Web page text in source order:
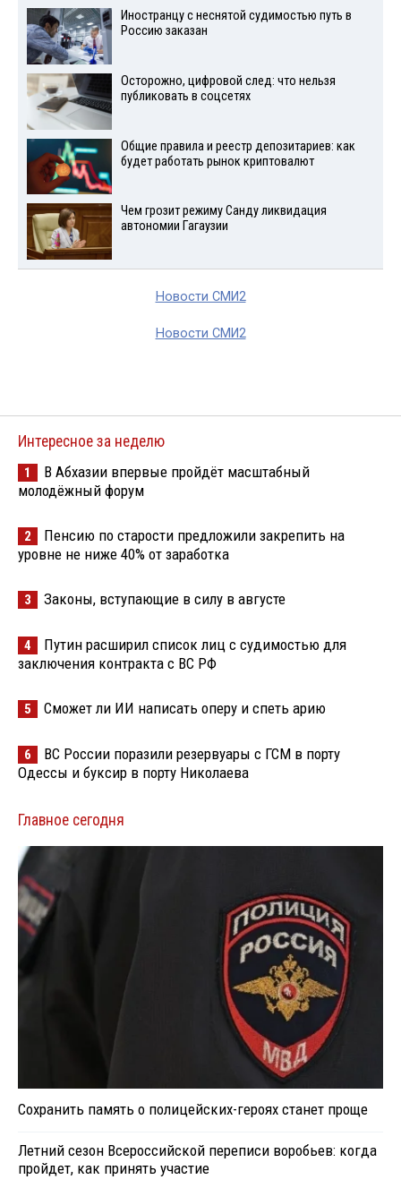
Иностранцу с неснятой судимостью путь в
Россию заказан
Осторожно, цифровой след: что нельзя
публиковать в соцсетях
Общие правила и реестр депозитариев: как
будет работать рынок криптовалют
Чем грозит режиму Санду ликвидация
автономии Гагаузии
Новости СМИ2
Новости СМИ2
Интересное за неделю
1
В Абхазии впервые пройдёт масштабный
молодёжный форум
2
Пенсию по старости предложили закрепить на
уровне не ниже 40% от заработка
3 Законы, вступающие в силу в августе
4
Путин расширил список лиц с судимостью для
заключения контракта с ВС РФ
5 Сможет ли ИИ написать оперу и спеть арию
6
ВС России поразили резервуары с ГСМ в порту
Одессы и буксир в порту Николаева
Главное сегодня
Сохранить память о полицейских-героях станет проще
Летний сезон Всероссийской переписи воробьев: когда
пройдет, как принять участие